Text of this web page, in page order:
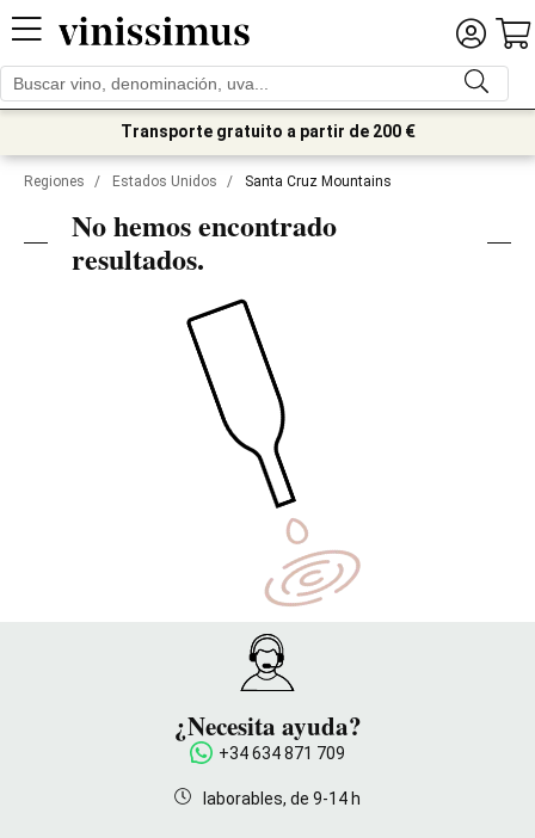
Transporte gratuito a partir de 200 €
Regiones / Estados Unidos / Santa Cruz Mountains
No hemos encontrado
resultados.
¿Necesita ayuda?
+34 634 871 709
laborables, de 9-14 h